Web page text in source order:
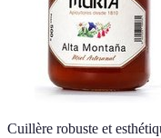
Cuillère robuste et